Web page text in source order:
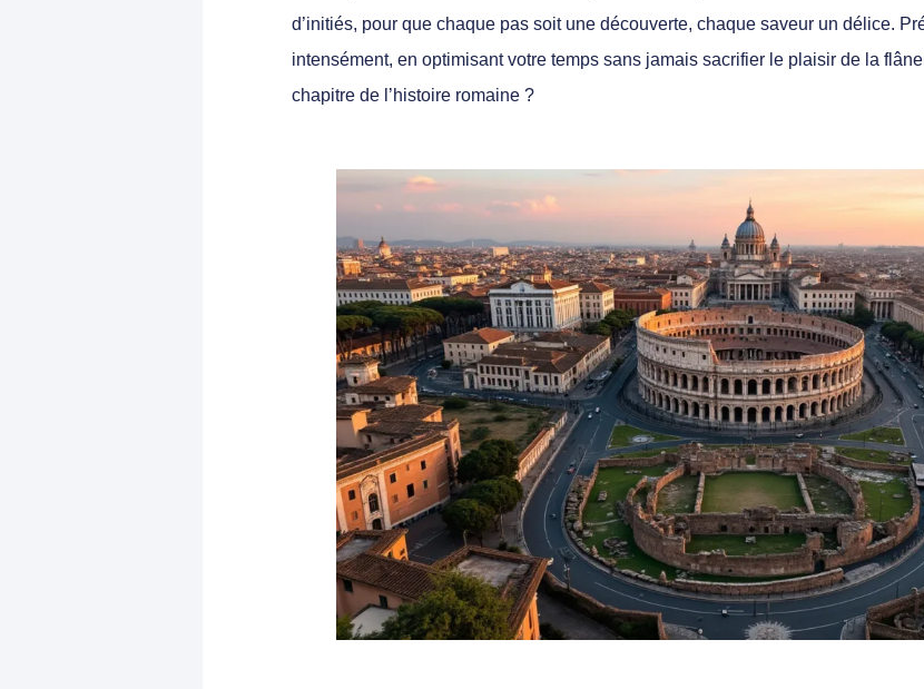
d’initiés, pour que chaque pas soit une découverte, chaque saveur un délice.
intensément, en optimisant votre temps sans jamais sacrifier le plaisir de la
chapitre de l’histoire romaine ?